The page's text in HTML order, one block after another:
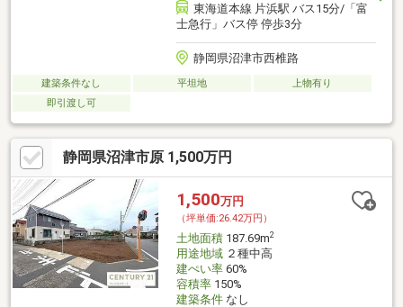
東海道本線 片浜駅 バス15分/「富
士急行」バス停 停歩3分
静岡県沼津市西椎路
建築条件なし 平坦地
上物有り
即引渡し可
静岡県沼津市原 1,500万円
1,500万円
（坪単価:26.42万円）
土地面積187.69m2
用途地域２種中高
建ぺい率60%
容積率150%
建築条件なし